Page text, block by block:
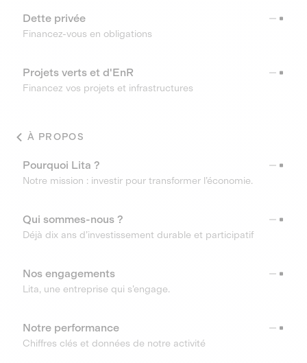
Dette privée
Financez-vous en obligations
Projets verts et d'EnR
Financez vos projets et infrastructures
À PROPOS
Pourquoi Lita ?
Notre mission : investir pour transformer l’économie.
Qui sommes-nous ?
Déjà dix ans d’investissement durable et participatif
Nos engagements
Lita, une entreprise qui s’engage.
Notre performance
Chiffres clés et données de notre activité